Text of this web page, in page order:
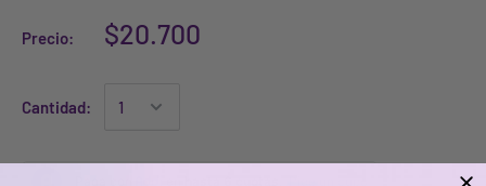
Precio: $20.700
Cantidad: